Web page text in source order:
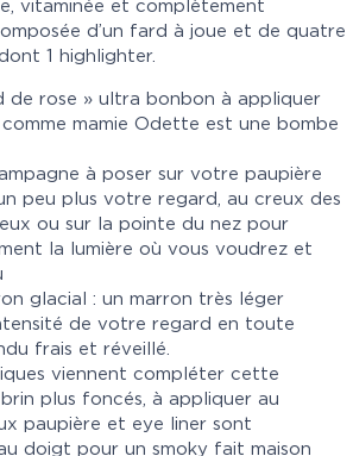
vitaminée et complètement
d’un fard à joue et de quatre
1 highlighter.
de rose » ultra bonbon à appliquer
mamie Odette est une bombe
à poser sur votre paupière
peu plus votre regard, au creux des
ou sur la pointe du nez pour
la lumière où vous voudrez et
glacial : un marron très léger
de votre regard en toute
frais et réveillé.
viennent compléter cette
plus foncés, à appliquer au
paupière et eye liner sont
doigt pour un smoky fait maison